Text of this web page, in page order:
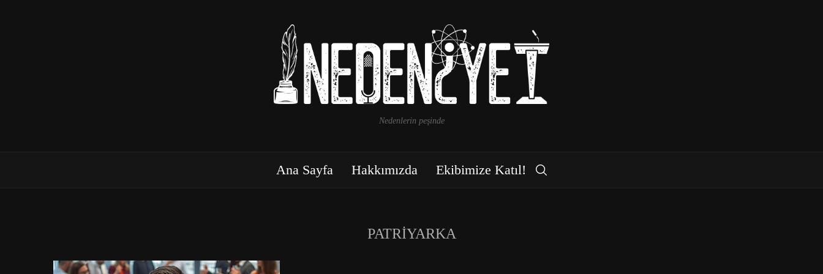
Nedenlerin peşinde
Ana Sayfa Hakkımızda Ekibimize Katıl!
PATRİYARKA